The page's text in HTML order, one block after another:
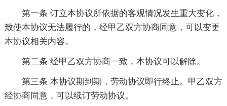
第一条 订立本协议所依据的客观情况发生重大变化，
致使本协议无法履行的，经甲乙双方协商同意，可以变更
本协议相关内容。
第二条 经甲乙双方协商一致，本协议可以解除。
第三条 本协议期到期，劳动协议即行终止。甲乙双方
经协商同意，可以续订劳动协议。